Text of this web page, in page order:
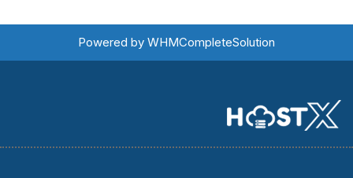
Powered by WHMCompleteSolution